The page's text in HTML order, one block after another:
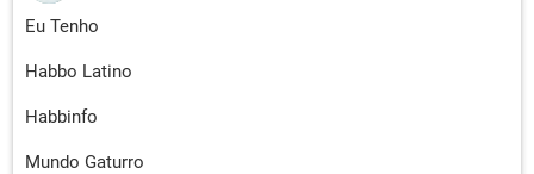
Eu Tenho
Habbo Latino
Habbinfo
Mundo Gaturro